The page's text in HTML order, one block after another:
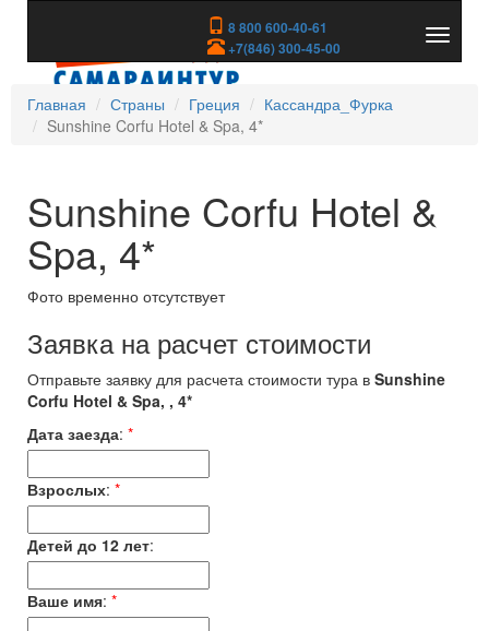
8 800 600-40-61
+7(846) 300-45-00
скрыть
Главная
Страны Греция
Кассандра_Фурка
Sunshine Corfu Hotel & Spa, 4*
Sunshine Corfu Hotel &
Spa, 4*
Фото временно отсутствует
Заявка на расчет стоимости
Отправьте заявку для расчета стоимости тура в Sunshine
Corfu Hotel & Spa, , 4*
Дата заезда: *
Взрослых: *
Детей до 12 лет:
Ваше имя: *